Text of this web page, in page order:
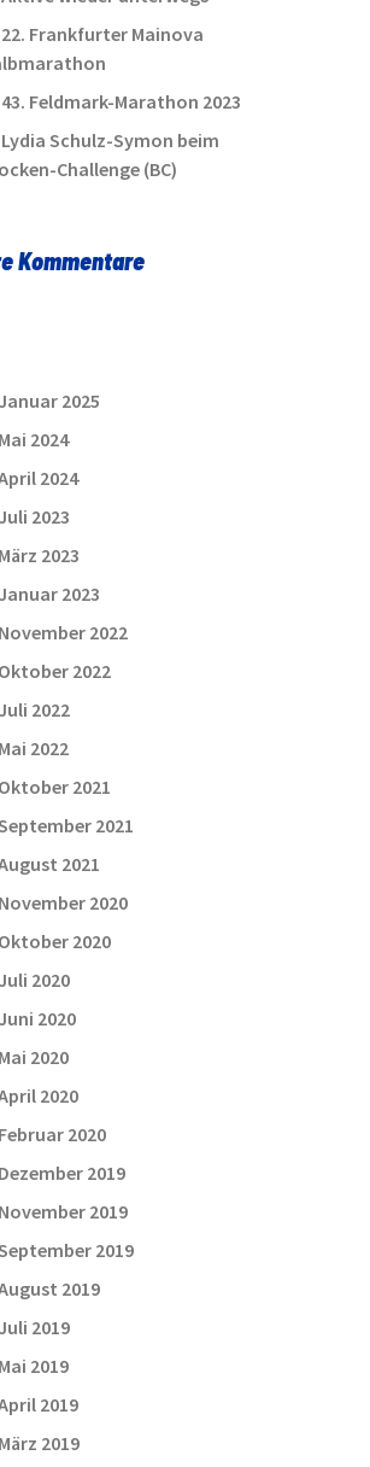
22. Frankfurter Mainova
43. Feldmark-Marathon 2023
Lydia Schulz-Symon beim
Challenge (BC)
Kommentare
Januar 2025
Mai 2024
2024
Juli 2023
März 2023
Januar 2023
November 2022
Oktober 2022
Juli 2022
Mai 2022
Oktober 2021
2021
2021
November 2020
Oktober 2020
Juli 2020
Juni 2020
Mai 2020
2020
Februar 2020
Dezember 2019
November 2019
2019
2019
Juli 2019
Mai 2019
2019
März 2019